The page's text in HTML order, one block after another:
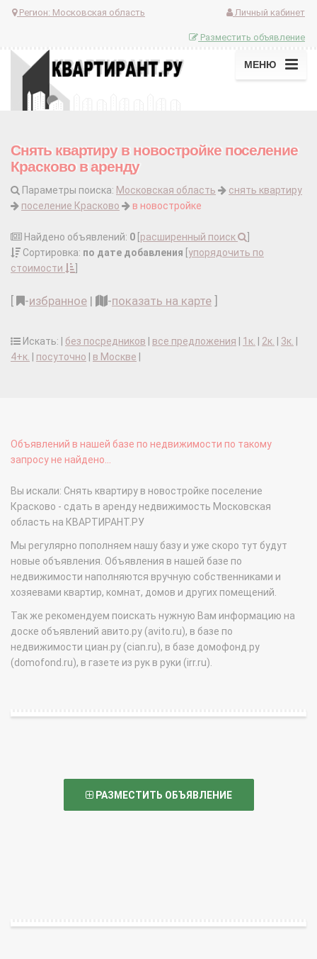
Регион: Московская область Личный кабинет
Разместить объявление
МЕНЮ
Снять квартиру в новостройке поселение
Красково в аренду
Параметры поиска: Московская область
снять квартиру
поселение Красково
в новостройке
Найдено объявлений: 0 расширенный поиск
Сортировка: по дате добавления упорядочить по
стоимости
-избранное | -показать на карте
Искать: | без посредников все предложения 1к. 2к. 3к.
4+к.
посуточно в Москве
Объявлений в нашей базе по недвижимости по такому
запросу не найдено...
Вы искали: Снять квартиру в новостройке поселение
Красково - сдать в аренду недвижимость Московская
область на КВАРТИРАНТ.РУ
Мы регулярно пополняем нашу базу и уже скоро тут будут
новые объявления. Объявления в нашей базе по
недвижимости наполняются вручную собственниками и
хозяевами квартир, комнат, домов и других помещений.
Так же рекомендуем поискать нужную Вам информацию на
доске объявлений авито.ру (avito.ru), в базе по
недвижимости циан.ру (cian.ru), в базе домофонд.ру
(domofond.ru), в газете из рук в руки (irr.ru).
РАЗМЕСТИТЬ ОБЪЯВЛЕНИЕ